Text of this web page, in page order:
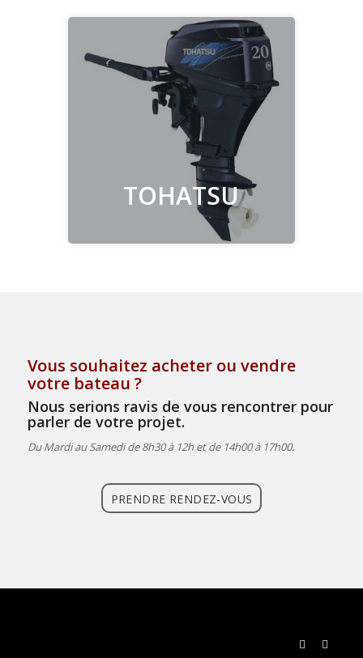
TOHATSU
Découvrir
Vous souhaitez acheter ou vendre
votre bateau ?
Nous serions ravis de vous rencontrer pour
parler de votre projet.
Du Mardi au Samedi de 8h30 à 12h et de 14h00 à 17h00.
PRENDRE RENDEZ-VOUS